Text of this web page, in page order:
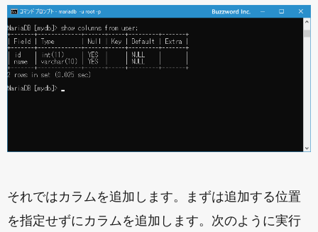
それではカラムを追加します。まずは追加する位置
を指定せずにカラムを追加します。次のように実行